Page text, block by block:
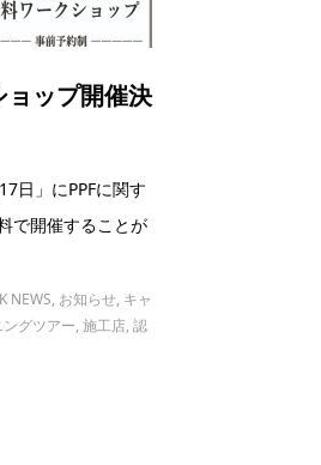
ョップ開催決
日」にPPFに関す
で開催することが
NEWS, お知らせ, キャ
グツアー, 施工店, 認